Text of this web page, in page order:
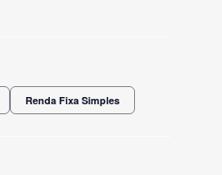
Renda Fixa Simples